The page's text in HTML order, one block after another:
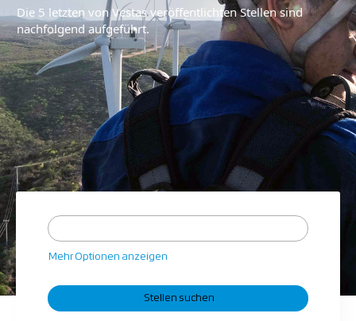
Die 5 letzten von Vestas veröffentlichten Stellen sind
nachfolgend aufgeführt.
Mehr Optionen anzeigen